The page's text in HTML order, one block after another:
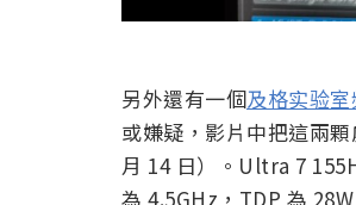
另外還有一個及格实验
或嫌疑，影片中把這兩
月 14 日）。Ultra 7
為 4.5GHz，TDP 為